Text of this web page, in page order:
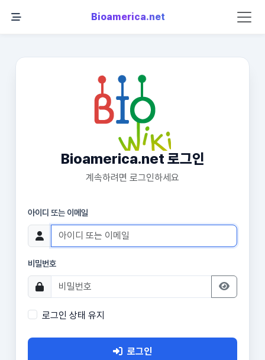
Bioamerica.net
Bioamerica.net 로그인
계속하려면 로그인하세요
아이디 또는 이메일
비밀번호
로그인 상태 유지
로그인